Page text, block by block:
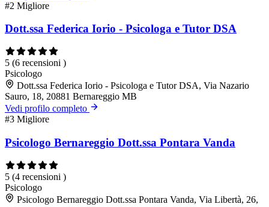
#2 Migliore
Dott.ssa Federica Iorio - Psicologa e Tutor DSA
5 (6 recensioni )
Psicologo
Dott.ssa Federica Iorio - Psicologa e Tutor DSA, Via Nazario
Sauro, 18, 20881 Bernareggio MB
Vedi profilo completo
#3 Migliore
Psicologo Bernareggio Dott.ssa Pontara Vanda
5 (4 recensioni )
Psicologo
Psicologo Bernareggio Dott.ssa Pontara Vanda, Via Libertà, 26,